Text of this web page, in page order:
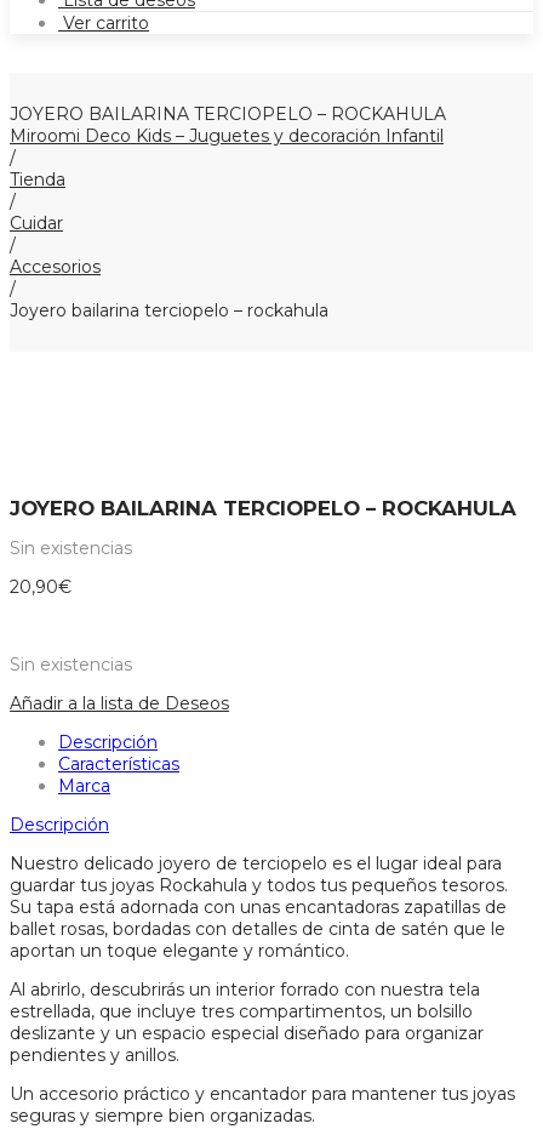
Ver carrito
JOYERO BAILARINA TERCIOPELO – ROCKAHULA
Miroomi Deco Kids – Juguetes y decoración Infantil
/
Tienda
/
Cuidar
/
Accesorios
/
Joyero bailarina terciopelo – rockahula
JOYERO BAILARINA TERCIOPELO – ROCKAHULA
Sin existencias
20,90€
Sin existencias
Añadir a la lista de Deseos
Descripción
Características
Marca
Descripción
Nuestro delicado joyero de terciopelo es el lugar ideal para
guardar tus joyas Rockahula y todos tus pequeños tesoros.
Su tapa está adornada con unas encantadoras zapatillas de
ballet rosas, bordadas con detalles de cinta de satén que le
aportan un toque elegante y romántico.
Al abrirlo, descubrirás un interior forrado con nuestra tela
estrellada, que incluye tres compartimentos, un bolsillo
deslizante y un espacio especial diseñado para organizar
pendientes y anillos.
Un accesorio práctico y encantador para mantener tus joyas
seguras y siempre bien organizadas.